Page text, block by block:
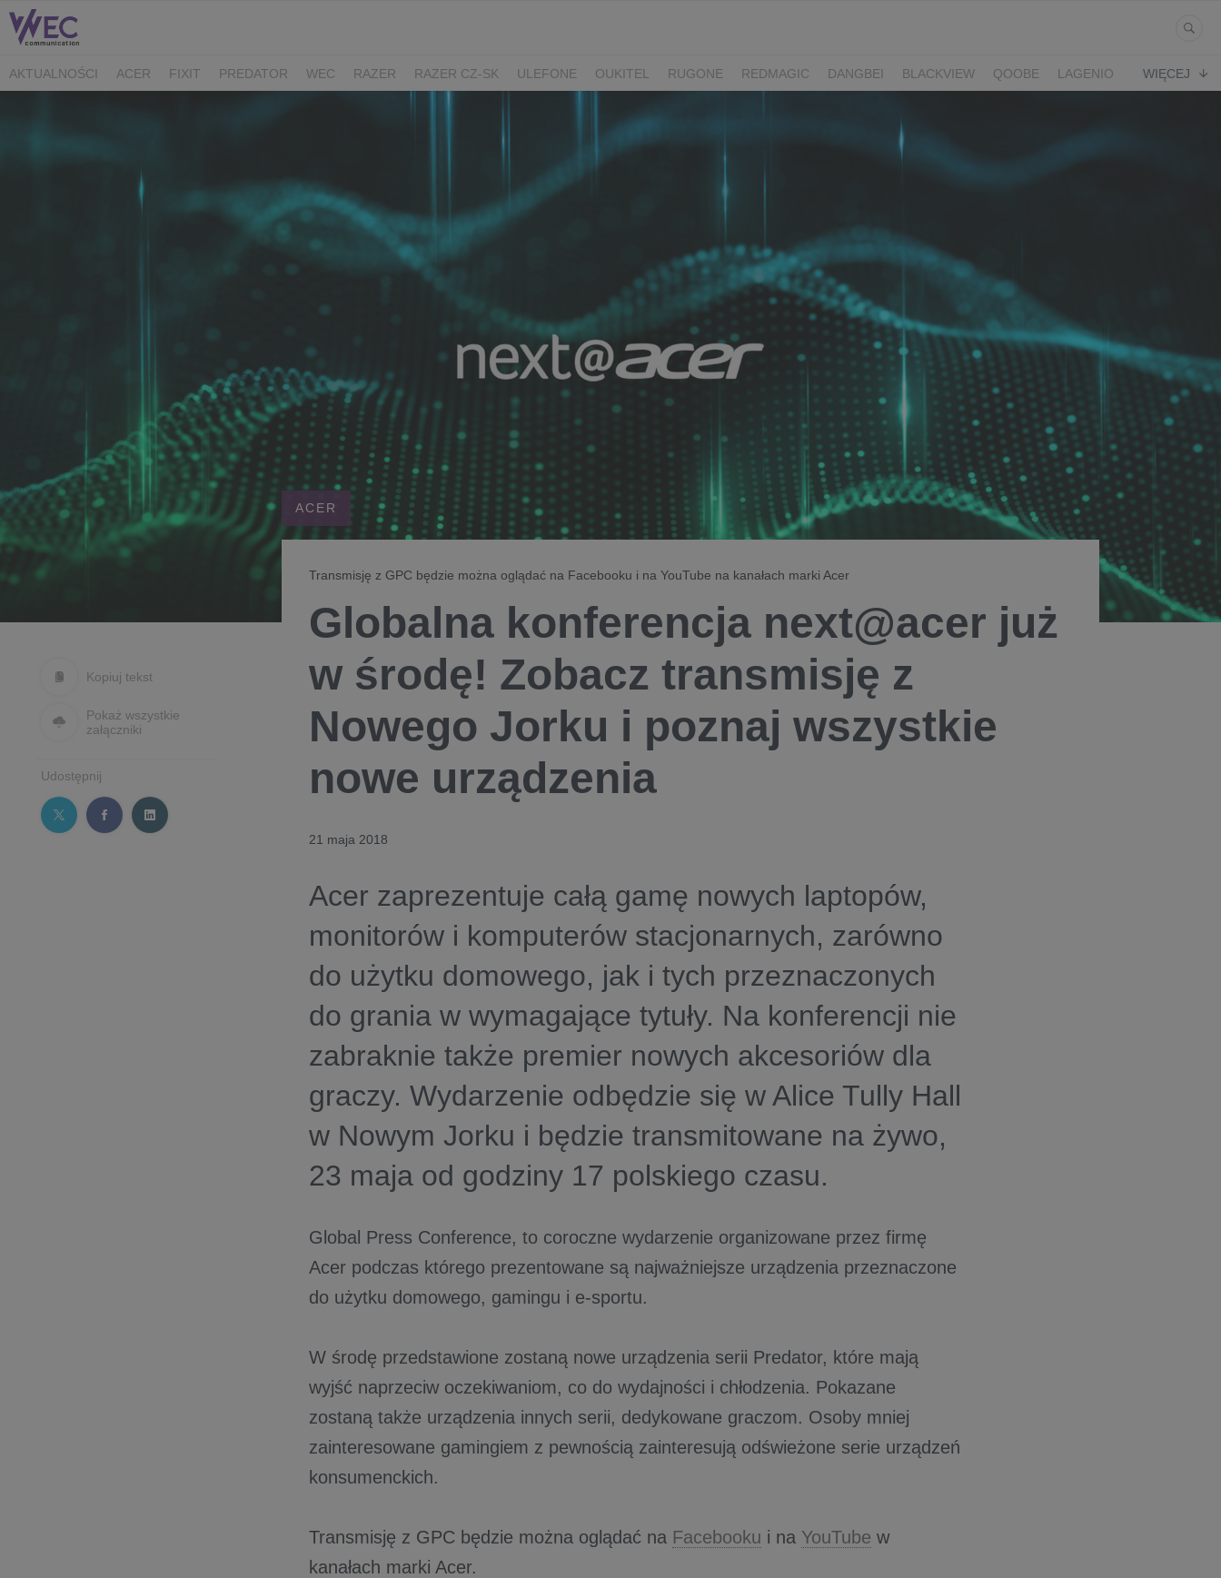
AKTUALNOŚCI ACER FIXIT PREDATOR WEC RAZER RAZER CZ-SK ULEFONE OUKITEL RUGONE REDMAGIC DANGBEI BLACKVIEW QOOBE
LAGENIO
ADATA
WIĘCEJ
Kopiuj tekst
Pokaż wszystkie
załączniki
Udostępnij
ACER
Transmisję z GPC będzie można oglądać na Facebooku i na YouTube na kanałach marki Acer
Globalna konferencja next@acer już
w środę! Zobacz transmisję z
Nowego Jorku i poznaj wszystkie
nowe urządzenia
21 maja 2018
Acer zaprezentuje całą gamę nowych laptopów,
monitorów i komputerów stacjonarnych, zarówno
do użytku domowego, jak i tych przeznaczonych
do grania w wymagające tytuły. Na konferencji nie
zabraknie także premier nowych akcesoriów dla
graczy. Wydarzenie odbędzie się w Alice Tully Hall
w Nowym Jorku i będzie transmitowane na żywo,
23 maja od godziny 17 polskiego czasu.
Global Press Conference, to coroczne wydarzenie organizowane przez firmę
Acer podczas którego prezentowane są najważniejsze urządzenia przeznaczone
do użytku domowego, gamingu i e-sportu.
W środę przedstawione zostaną nowe urządzenia serii Predator, które mają
wyjść naprzeciw oczekiwaniom, co do wydajności i chłodzenia. Pokazane
zostaną także urządzenia innych serii, dedykowane graczom. Osoby mniej
zainteresowane gamingiem z pewnością zainteresują odświeżone serie urządzeń
konsumenckich.
Transmisję z GPC będzie można oglądać na Facebooku i na YouTube w
kanałach marki Acer.